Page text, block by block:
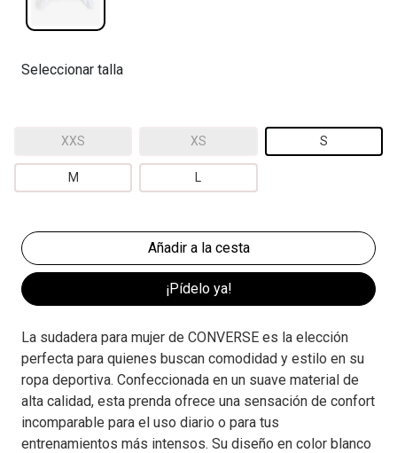
Seleccionar talla
XXS XS S
M
¡Pídelo ya!
La sudadera para mujer de CONVERSE es la elección
perfecta para quienes buscan comodidad y estilo en su
ropa deportiva. Confeccionada en un suave material de
alta calidad, esta prenda ofrece una sensación de confort
incomparable para el uso diario o para tus
entrenamientos más intensos. Su diseño en color blanco